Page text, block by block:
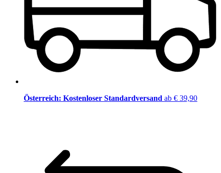
Österreich: Kostenloser Standardversand ab € 39,90